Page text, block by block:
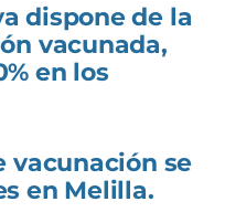
dispone de la
vacunada,
en los
vacunación se
en Melilla.